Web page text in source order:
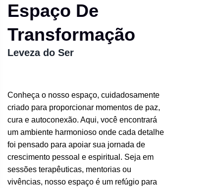
Espaço De
Transformação
Leveza do Ser
Conheça o nosso espaço, cuidadosamente
criado para proporcionar momentos de paz,
cura e autoconexão. Aqui, você encontrará
um ambiente harmonioso onde cada detalhe
foi pensado para apoiar sua jornada de
crescimento pessoal e espiritual. Seja em
sessões terapêuticas, mentorias ou
vivências, nosso espaço é um refúgio para